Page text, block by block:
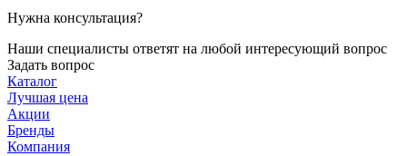
Нужна консультация?
Наши специалисты ответят на любой интересующий вопрос
Задать вопрос
Каталог
Лучшая цена
Акции
Бренды
Компания